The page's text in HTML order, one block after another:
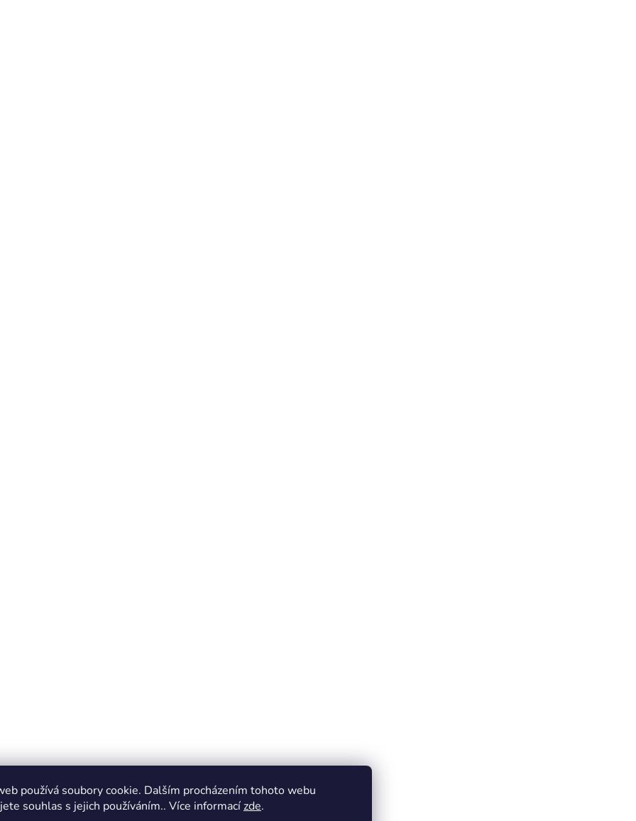
používá soubory cookie. Dalším procházením tohoto webu
souhlas s jejich používáním.. Více informacízde.